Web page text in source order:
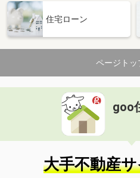
住宅ローン
ページトッ
goo
大手不動産